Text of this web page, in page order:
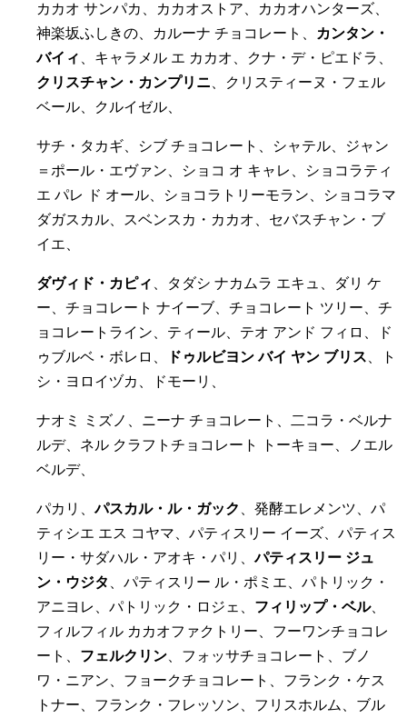
カカオ サンパカ、カカオストア、カカオハンターズ、
神楽坂ふしきの、カルーナ チョコレート、
カンタン・
バイィ
、キャラメル エ カカオ、クナ・デ・ピエドラ、
クリスチャン・カンプリニ 、クリスティーヌ・フェル
ベール、クルイゼル、
サチ・タカギ、シブ チョコレート、シャテル、ジャン
＝ポール・エヴァン、ショコ オ キャレ、ショコラティ
エ パレ ド オール、ショコラトリーモラン、ショコラマ
ダガスカル、スベンスカ・カカオ、セバスチャン・ブ
イエ、
ダヴィド・カピィ
、タダシ ナカムラ エキュ、ダリ ケ
ー、チョコレート ナイーブ、チョコレート ツリー、チ
ョコレートライン、ティール、テオ アンド フィロ、ド
ゥブルベ・ボレロ、
ドゥルビヨン バイ ヤン ブリス 、ト
シ・ヨロイヅカ、ドモーリ、
ナオミ ミズノ、ニーナ チョコレート、二コラ・ベルナ
ルデ、ネル クラフトチョコレート トーキョー、ノエル
ベルデ、
パカリ、パスカル・ル・ガック
、発酵エレメンツ、パ
ティシエ エス コヤマ、パティスリー イーズ、パティス
リー・サダハル・アオキ・パリ、パティスリー ジュ
ン・ウジタ
、パティスリー ル・ポミエ、パトリック・
アニヨレ、パトリック・ロジェ、 フィリップ・ベル、
フィルフィル カカオファクトリー、フーワンチョコレ
ート、 フェルクリン 、フォッサチョコレート、ブノ
ワ・ニアン、フョークチョコレート、フランク・ケス
トナー、フランク・フレッソン、フリスホルム、ブル